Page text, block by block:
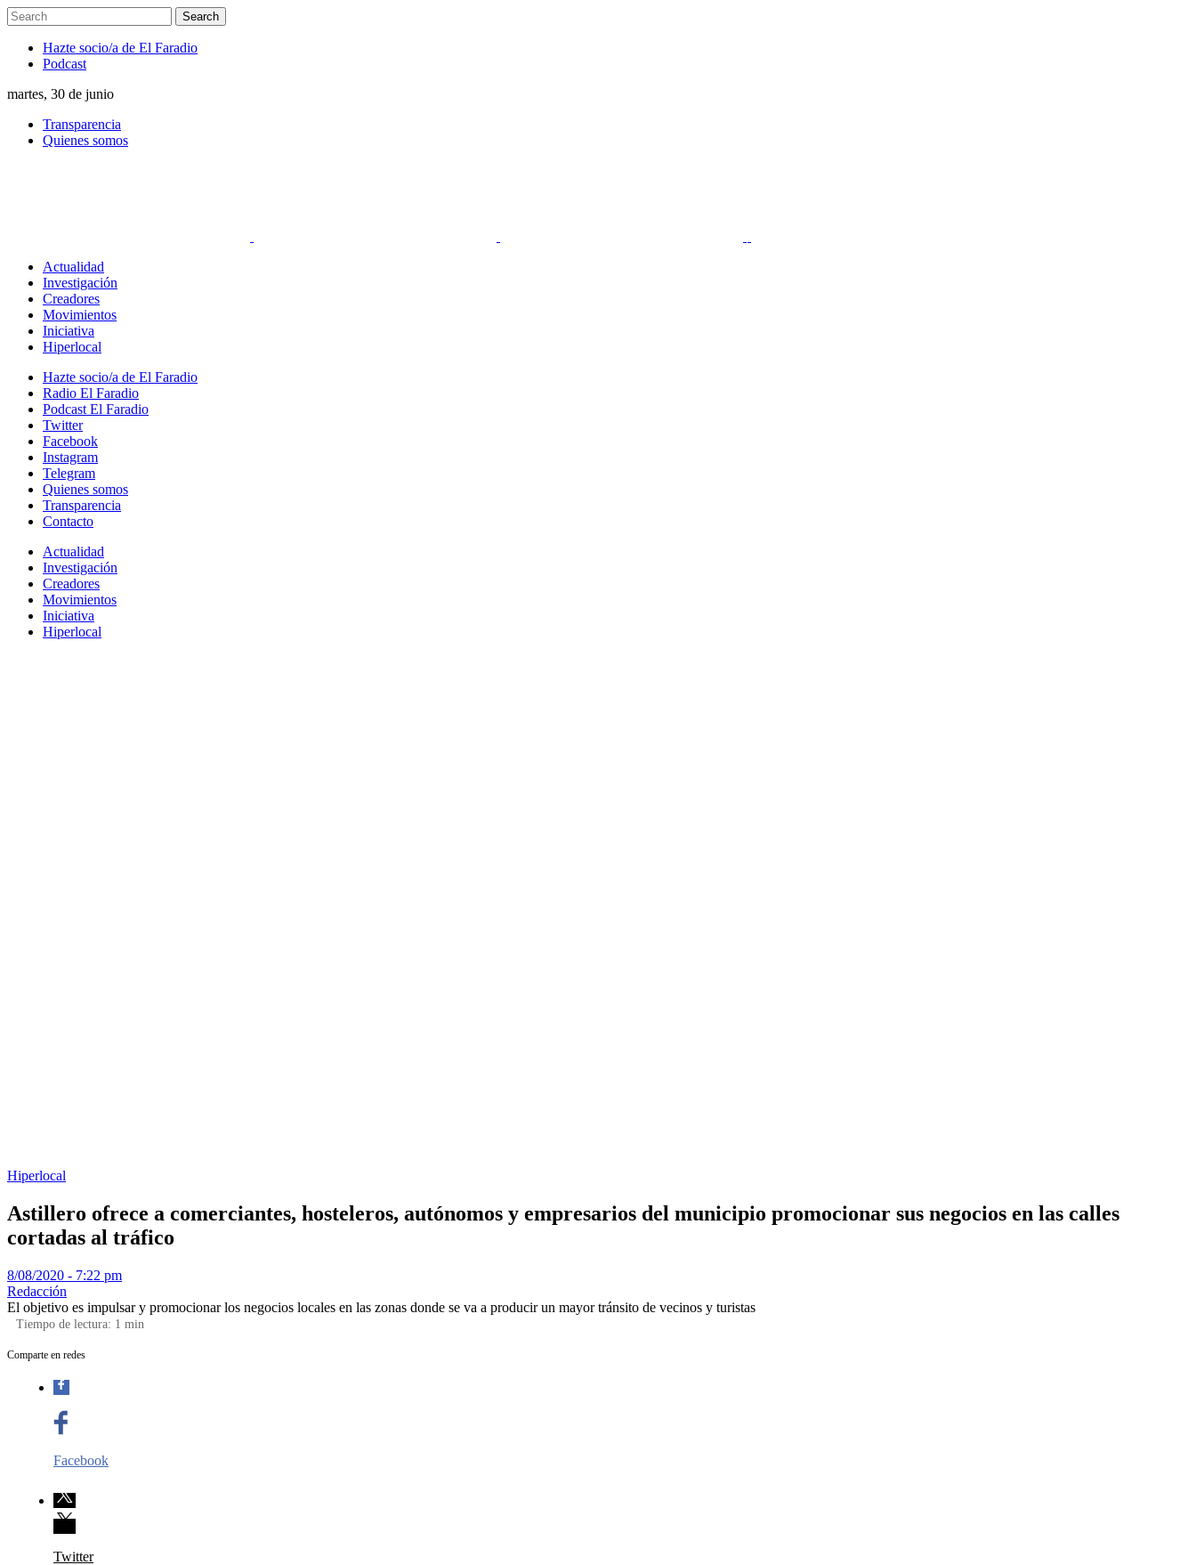
Hazte socio/a de El Faradio
Podcast
martes, 30 de junio
Transparencia
Quienes somos
Actualidad
Investigación
Creadores
Movimientos
Iniciativa
Hiperlocal
Hazte socio/a de El Faradio
Radio El Faradio
Podcast El Faradio
Twitter
Facebook
Instagram
Telegram
Quienes somos
Transparencia
Contacto
Actualidad
Investigación
Creadores
Movimientos
Iniciativa
Hiperlocal
Hiperlocal
Astillero ofrece a comerciantes, hosteleros, autónomos y empresarios del municipio promocionar sus negocios en las calles
cortadas al tráfico
8/08/2020 - 7:22 pm
Redacción
El objetivo es impulsar y promocionar los negocios locales en las zonas donde se va a producir un mayor tránsito de vecinos y turistas
Tiempo de lectura: 1 min
Comparte en redes
Facebook
Twitter